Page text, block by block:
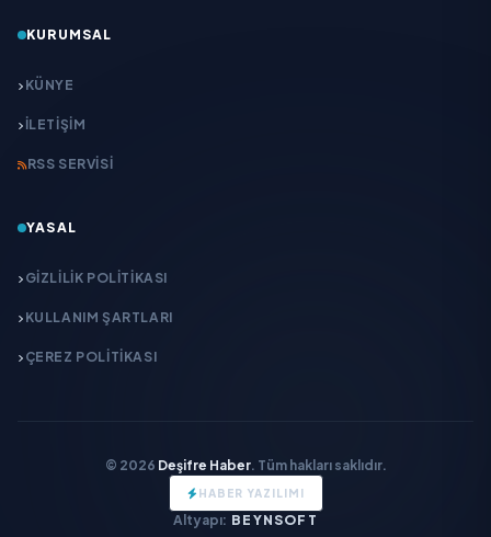
KURUMSAL
KÜNYE
İLETIŞIM
RSS SERVISI
YASAL
GIZLILIK POLITIKASI
KULLANIM ŞARTLARI
ÇEREZ POLITIKASI
© 2026 Deşifre Haber. Tüm hakları saklıdır.
HABER YAZILIMI
Altyapı: BEYNSOFT